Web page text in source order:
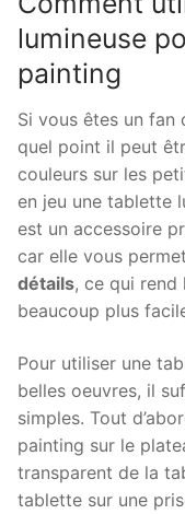
lumineuse
painting
Si vous êtes un fan
quel point il peut
couleurs sur les
en jeu une tablette
est un accessoire
car elle vous
détails, ce qui rend
beaucoup plus
Pour utiliser une
belles oeuvres, il
simples. Tout
painting sur le
transparent de la
tablette sur une